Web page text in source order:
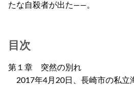
たな自殺者が出た――。
目次
第１章 突然の別れ
2017年4月20日、長崎市の私立